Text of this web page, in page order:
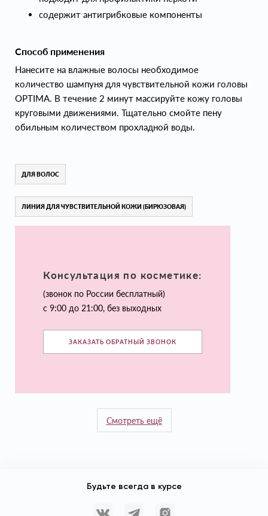
содержит антигрибковые компоненты
Способ применения
Нанесите на влажные волосы необходимое
количество шампуня для чувствительной кожи головы
OPTIMA. В течение 2 минут массируйте кожу головы
круговыми движениями. Тщательно смойте пену
обильным количеством прохладной воды.
ДЛЯ ВОЛОС
ЛИНИЯ ДЛЯ ЧУВСТВИТЕЛЬНОЙ КОЖИ (БИРЮЗОВАЯ)
Консультация по косметике:
(звонок по России бесплатный)
с 9:00 до 21:00, без выходных
ЗАКАЗАТЬ ОБРАТНЫЙ ЗВОНОК
Смотреть ещё
Будьте всегда в курсе